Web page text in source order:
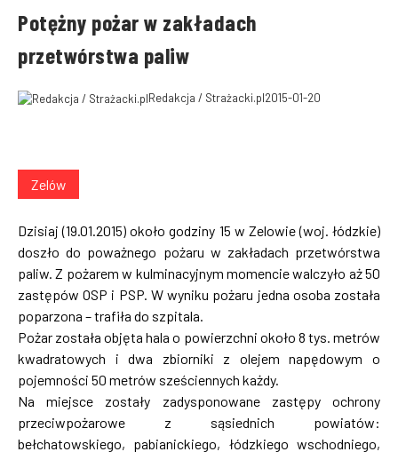
Potężny pożar w zakładach
przetwórstwa paliw
Redakcja / Strażacki.pl2015-01-20
Zelów
Dzisiaj (19.01.2015) około godziny 15 w Zelowie (woj. łódzkie)
doszło do poważnego pożaru w zakładach przetwórstwa
paliw. Z pożarem w kulminacyjnym momencie walczyło aż 50
zastępów OSP i PSP. W wyniku pożaru jedna osoba została
poparzona – trafiła do szpitala.
Pożar została objęta hala o powierzchni około 8 tys. metrów
kwadratowych i dwa zbiorniki z olejem napędowym o
pojemności 50 metrów sześciennych każdy.
Na miejsce zostały zadysponowane zastępy ochrony
przeciwpożarowe z sąsiednich powiatów:
bełchatowskiego, pabianickiego, łódzkiego wschodniego,